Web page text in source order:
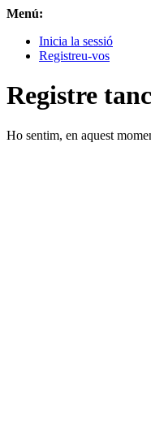
Menú:
Inicia la sessió
Registreu-vos
Registre
Ho sentim, en aquest